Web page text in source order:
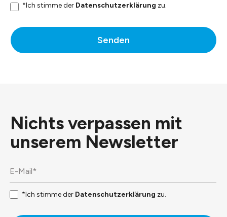
*Ich stimme der Datenschutzerklärung zu.
Senden
Nichts verpassen mit
unserem Newsletter
*Ich stimme der Datenschutzerklärung zu.